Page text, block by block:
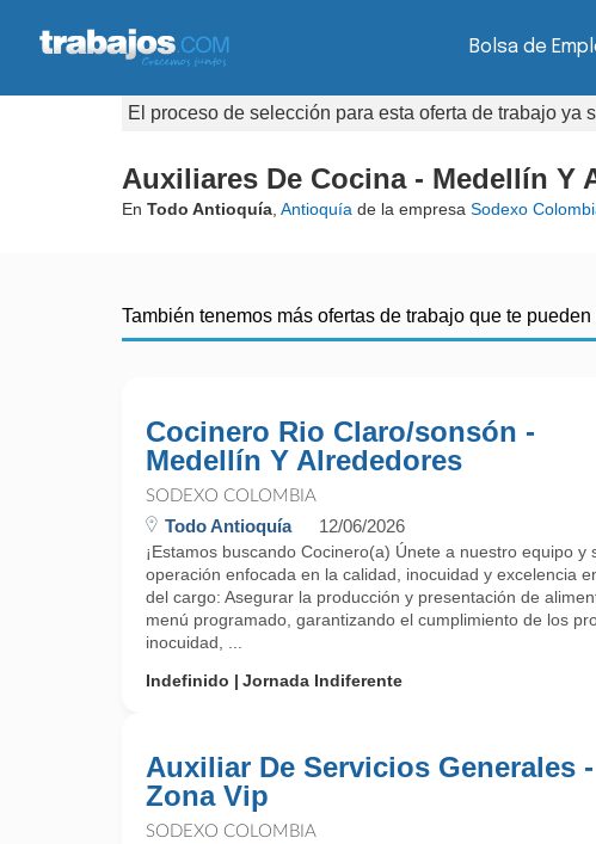
Bolsa de
El proceso de selección para esta oferta de trabajo ya
Auxiliares De Cocina - Medellín Y
En Todo Antioquía Antioquía de la empresa Sodexo
También tenemos más ofertas de trabajo que te
Cocinero Rio Claro/sonsón -
Medellín Y Alrededores
SODEXO COLOMBIA
Todo Antioquía 12/06/2026
¡Estamos buscando Cocinero(a) Únete a nuestro equipo y
operación enfocada en la calidad, inocuidad y excelencia
del cargo: Asegurar la producción y presentación de
menú programado, garantizando el cumplimiento de los
inocuidad, ...
Indefinido
Jornada Indiferente
Auxiliar De Servicios Generales -
Zona Vip
SODEXO COLOMBIA